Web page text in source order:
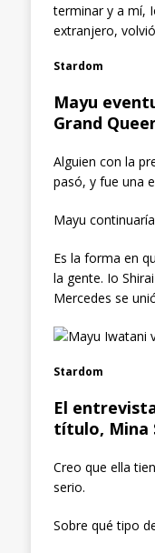
terminar y a mí,
extranjero,
Stardom
Mayu
Grand
Alguien con la
pasó, y fue una
Mayu
Es la forma en
la gente. Io
Mercedes se
Stardom
El
título, Mina
Creo que ella
serio.
Sobre qué tipo